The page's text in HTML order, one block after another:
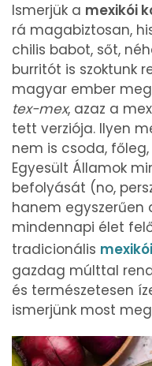
Ismerjük a mexikói
rá magabiztosan,
chilis babot, sőt,
burritót is szoktunk
magyar ember
tex-mex, azaz a
tett verziója. Ilyen
nem is csoda,
Egyesült Államok
befolyását (no,
hanem egyszerűen
mindennapi élet
tradicionális
gazdag múlttal
és természetesen
ismerjünk most